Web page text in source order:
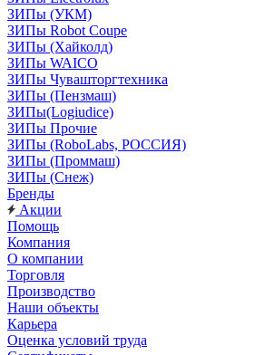
ЗИПы (УКМ)
ЗИПы Robot Coupe
ЗИПы (Хайколд)
ЗИПы WAICO
ЗИПы Чувашторгтехника
ЗИПы (Пензмаш)
ЗИПы(Logiudice)
ЗИПы Прочие
ЗИПы (RoboLabs, РОССИЯ)
ЗИПы (Проммаш)
ЗИПы (Снеж)
Бренды
Акции
Помощь
Компания
О компании
Торговля
Производство
Наши объекты
Карьера
Оценка условий труда